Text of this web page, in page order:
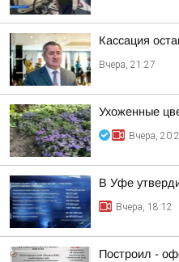
Кассация
Вчера, 21:27
Ухоженные
Вчера,
В Уфе
Вчера, 18:12
Построил -